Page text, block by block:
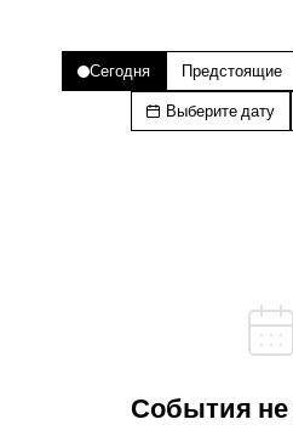
Сегодня Предстоящие
Выберите дату
События